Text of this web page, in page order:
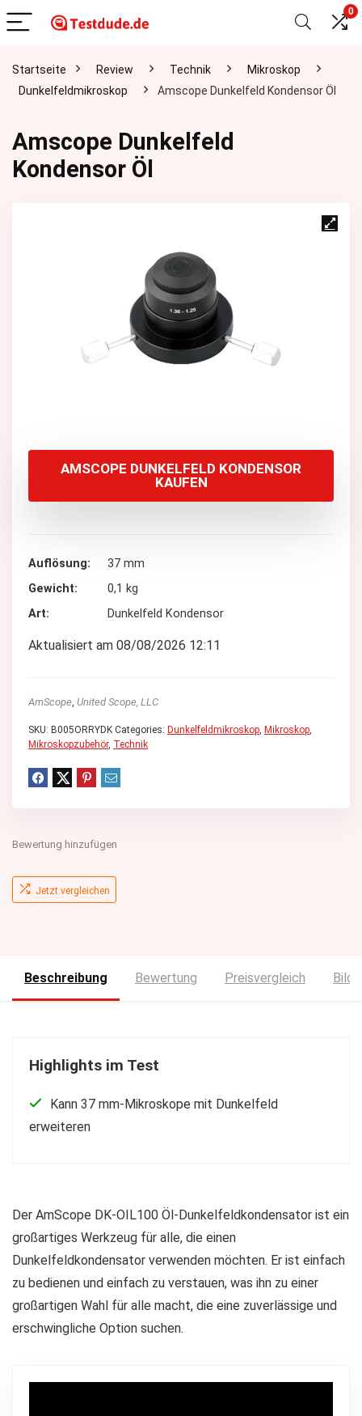
0
Startseite Review Technik
Mikroskop
Dunkelfeldmikroskop
Amscope Dunkelfeld Kondensor Öl
Amscope Dunkelfeld
Kondensor Öl
AMSCOPE DUNKELFELD KONDENSOR
KAUFEN
Auflösung
37 mm
Gewicht
0,1 kg
Art
Dunkelfeld Kondensor
Aktualisiert am 08/08/2026 12:11
AmScope, United Scope, LLC
SKU: B005ORRYDK Categories: Dunkelfeldmikroskop, Mikroskop,
Mikroskopzubehör, Technik
Bewertung hinzufügen
Jetzt vergleichen
Beschreibung Bewertung Preisvergleich
Highlights im Test
Kann 37 mm-Mikroskope mit Dunkelfeld
erweiteren
Der AmScope DK-OIL100 Öl-Dunkelfeldkondensator ist ein
großartiges Werkzeug für alle, die einen
Dunkelfeldkondensator verwenden möchten. Er ist einfach
zu bedienen und einfach zu verstauen, was ihn zu einer
großartigen Wahl für alle macht, die eine zuverlässige und
erschwingliche Option suchen.